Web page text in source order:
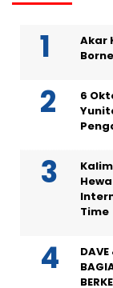
Akar
6
Time
DAVE